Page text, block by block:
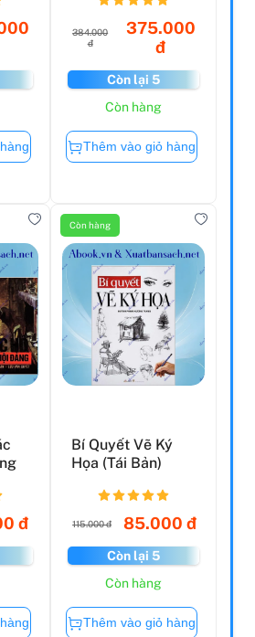
384.000
đ
375.000
đ
Còn lại 5
Còn hàng
Thêm vào giỏ hàng
đ
Còn hàng
Bí Quyết Vẽ Ký
Họa (Tái Bản)
115.000 đ 85.000 đ
Còn lại 5
Còn hàng
Thêm vào giỏ hàng